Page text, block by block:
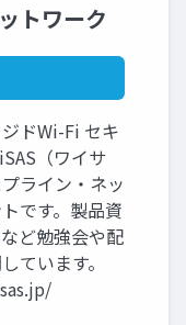
トワーク
ドWi-Fi セキ
（ワイサ
ライン・ネッ
です。製品資
ど勉強会や配
ています。